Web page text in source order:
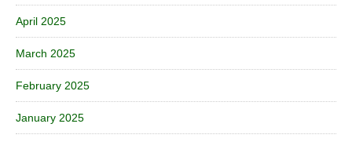
April 2025
March 2025
February 2025
January 2025